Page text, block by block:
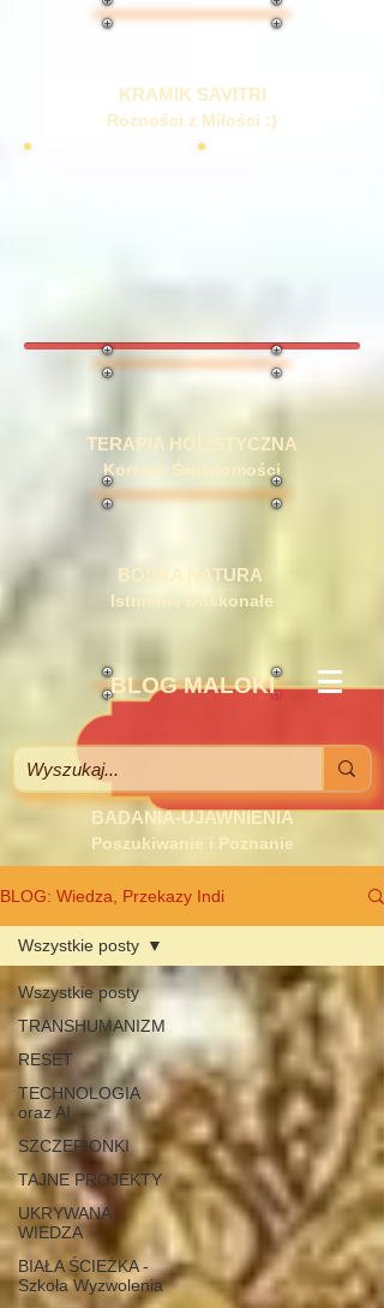
KRAMIK SAVITRI
Różności z Miłości :)
TERAPIA HOLISTYCZNA
Korekta Świadomości
BOSKA NATURA
Istnienie Doskonałe
BLOG MALOKI
BADANIA-UJAWNIENIA
Poszukiwanie i Poznanie
BLOG: Wiedza, Przekazy Indi
Wszystkie posty
TRANSHUMANIZM
RESET
TECHNOLOGIA
oraz AI
SZCZEPIONKI
TAJNE PROJEKTY
UKRYWANA
WIEDZA
BIAŁA ŚCIEŻKA -
Szkoła Wyzwolenia
Wszystkie posty